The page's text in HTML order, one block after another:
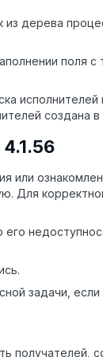
дерева
поля с
исполнителей
создана
или
Для
задачи, если
получателей,